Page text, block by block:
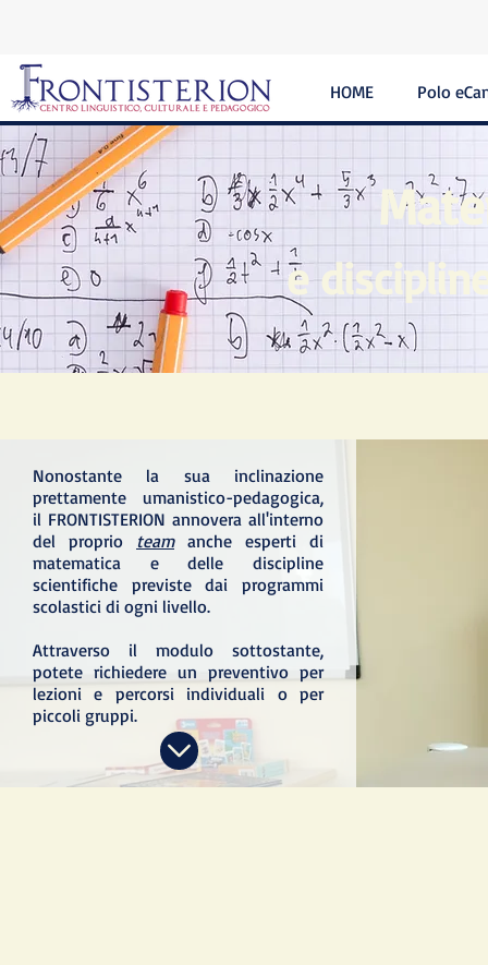
HOME Polo
e
Nonostante la sua inclinazione
prettamente umanistico-pedagogica,
il FRONTISTERION annovera all'interno
del proprio teamanche esperti di
matematica e delle discipline
scientifiche previste dai programmi
scolastici di ogni livello.
Attraverso il modulo sottostante,
potete richiedere un preventivo per
lezioni e percorsi individuali o per
piccoli gruppi.